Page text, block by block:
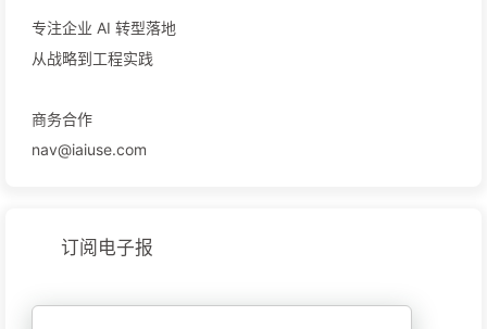
专注企业 AI 转型落地
从战略到工程实践
商务合作
nav@iaiuse.com
订阅电子报